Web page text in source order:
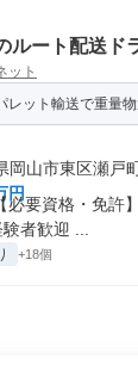
ルート配送ド
ット
レット輸送で重量
岡山市東区瀬戸
円
必要資格・免許
者歓迎 ...
+18個